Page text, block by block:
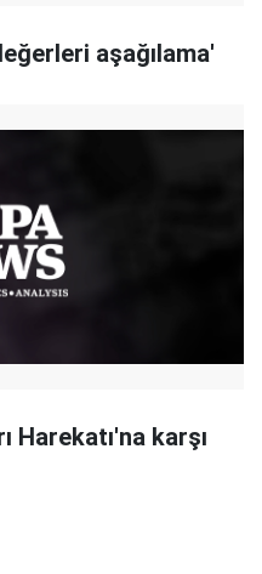
aşağılama'
Harekatı'na karşı